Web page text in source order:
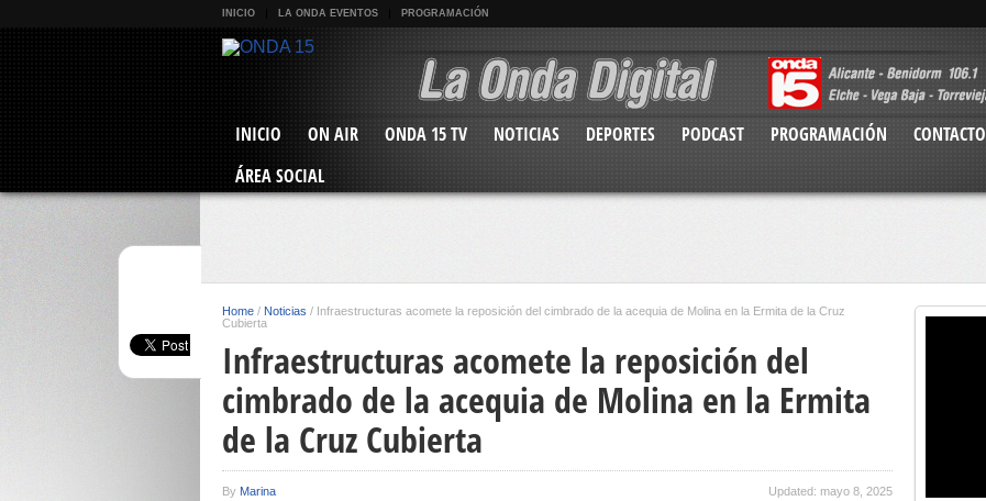
INICIO LA ONDA EVENTOS PROGRAMACIÓN
INICIO ON AIR ONDA 15 TV NOTICIAS DEPORTES PODCAST PROGRAMACIÓN CONTACTO
ÁREA SOCIAL
Home / Noticias / Infraestructuras acomete la reposición del cimbrado de la acequia de Molina en la Ermita de la Cruz
Cubierta
Infraestructuras acomete la reposición del
cimbrado de la acequia de Molina en la Ermita
de la Cruz Cubierta
By Marina Updated: mayo 8, 2025